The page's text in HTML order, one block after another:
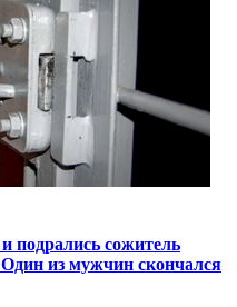
подрались сожитель
из мужчин скончался